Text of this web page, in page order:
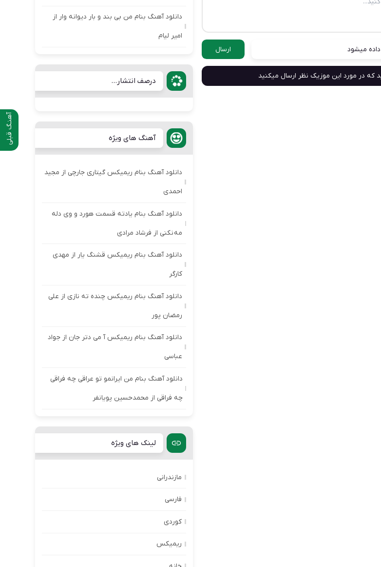
آهنـگ قبلی
میشود ارسال
که در مورد این موزیک نظر ارسال میکنید
دانلود آهنگ بنام من بی بند و بار دیوانه وار از
امیر لیام
درصف انتشار...
آهنگ های ویژه
دانلود آهنگ بنام ریمیکس گیتاری جارچی از مجید
احمدی
دانلود آهنگ بنام یادته قسمت هورد و وی دله
مه نکنی از فرشاد مرادی
دانلود آهنگ بنام ریمیکس قشنگ یار از مهدی
کارگر
دانلود آهنگ بنام ریمیکس چنده ته نازی از علی
رمضان پور
دانلود آهنگ بنام ریمیکس آ می دتر جان از جواد
عباسی
دانلود آهنگ بنام من ایرانمو تو عراقی چه فراقی
چه فراقی از محمدحسین پویانفر
لینک های ویژه
مازندرانی
فارسی
کوردی
ریمیکس